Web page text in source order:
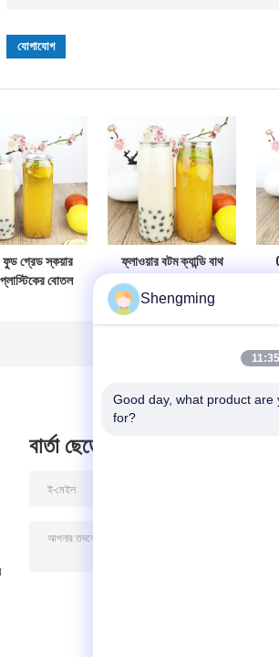
গ্রেড স্কয়ার
বোতল
ফ্লাওয়ার বটম ক্যান্ডি বাথ
সল্ট সহ ফুড গ্রেড খালি
প্লাস্টিকের বোতল 500
বার্তা ছেড়ে
Shengming
Good day, what product are
for?